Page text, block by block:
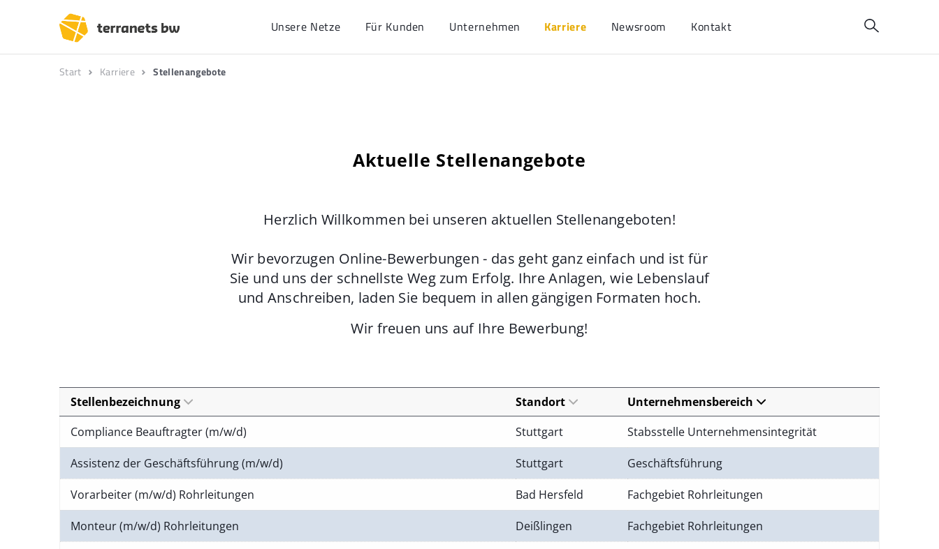
Unsere Netze Für Kunden Unternehmen Karriere Newsroom Kontakt
Start Karriere Stellenangebote
Aktuelle Stellenangebote
Herzlich Willkommen bei unseren aktuellen Stellenangeboten!
Wir bevorzugen Online-Bewerbungen - das geht ganz einfach und ist für
Sie und uns der schnellste Weg zum Erfolg. Ihre Anlagen, wie Lebenslauf
und Anschreiben, laden Sie bequem in allen gängigen Formaten hoch.
Wir freuen uns auf Ihre Bewerbung!
Stellenbezeichnung Standort
Unternehmensbereich
Compliance Beauftragter (m/w/d)
Stuttgart Stabsstelle Unternehmensintegrität
Assistenz der Geschäftsführung (m/w/d) Stuttgart Geschäftsführung
Vorarbeiter (m/w/d) Rohrleitungen Bad Hersfeld Fachgebiet Rohrleitungen
Monteur (m/w/d) Rohrleitungen Deißlingen Fachgebiet Rohrleitungen